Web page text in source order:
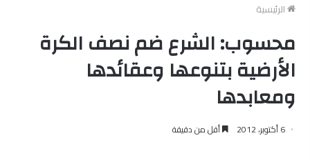
الرئيسية
محسوب: الشرع ضم نصف الكرة
الأرضية بتنوعها وعقائدها
ومعابدها
6 أكتوبر، 2012 أقل من دقيقة